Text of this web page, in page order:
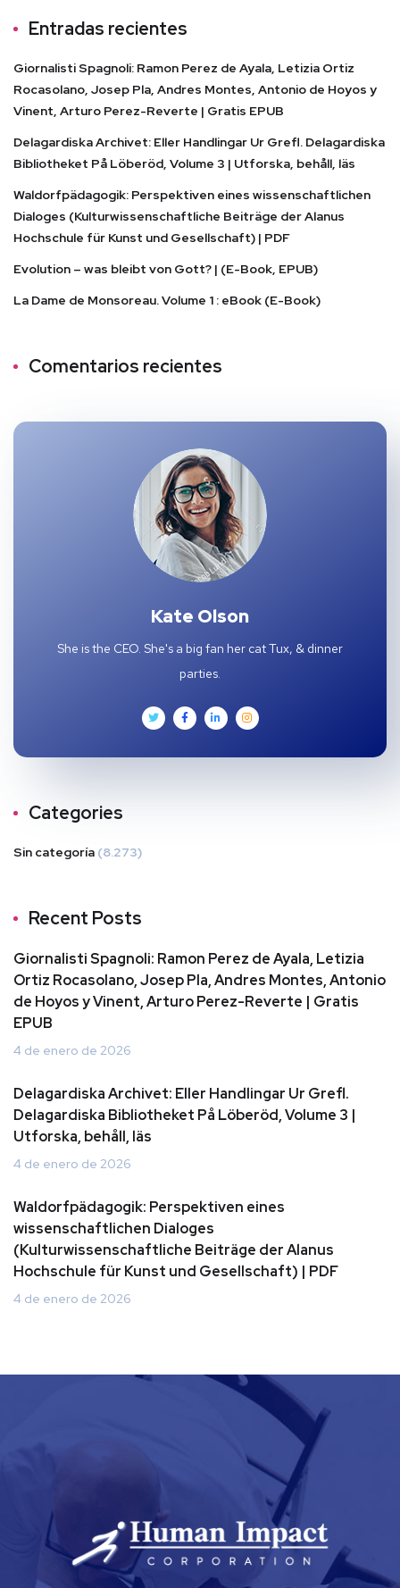
Entradas recientes
Giornalisti Spagnoli: Ramon Perez de Ayala, Letizia Ortiz
Rocasolano, Josep Pla, Andres Montes, Antonio de Hoyos y
Vinent, Arturo Perez-Reverte | Gratis EPUB
Delagardiska Archivet: Eller Handlingar Ur Grefl. Delagardiska
Bibliotheket På Löberöd, Volume 3 | Utforska, behåll, läs
Waldorfpädagogik: Perspektiven eines wissenschaftlichen
Dialoges (Kulturwissenschaftliche Beiträge der Alanus
Hochschule für Kunst und Gesellschaft) | PDF
Evolution – was bleibt von Gott? | (E-Book, EPUB)
La Dame de Monsoreau. Volume 1 : eBook (E-Book)
Comentarios recientes
Kate Olson
She is the CEO. She's a big fan her cat Tux, & dinner
parties.
Categories
Sin categoría (8.273)
Recent Posts
Giornalisti Spagnoli: Ramon Perez de Ayala, Letizia
Ortiz Rocasolano, Josep Pla, Andres Montes, Antonio
de Hoyos y Vinent, Arturo Perez-Reverte | Gratis
EPUB
4 de enero de 2026
Delagardiska Archivet: Eller Handlingar Ur Grefl.
Delagardiska Bibliotheket På Löberöd, Volume 3 |
Utforska, behåll, läs
4 de enero de 2026
Waldorfpädagogik: Perspektiven eines
wissenschaftlichen Dialoges
(Kulturwissenschaftliche Beiträge der Alanus
Hochschule für Kunst und Gesellschaft) | PDF
4 de enero de 2026